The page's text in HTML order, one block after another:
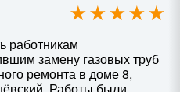
работникам
замену газовых труб
ремонта в доме 8,